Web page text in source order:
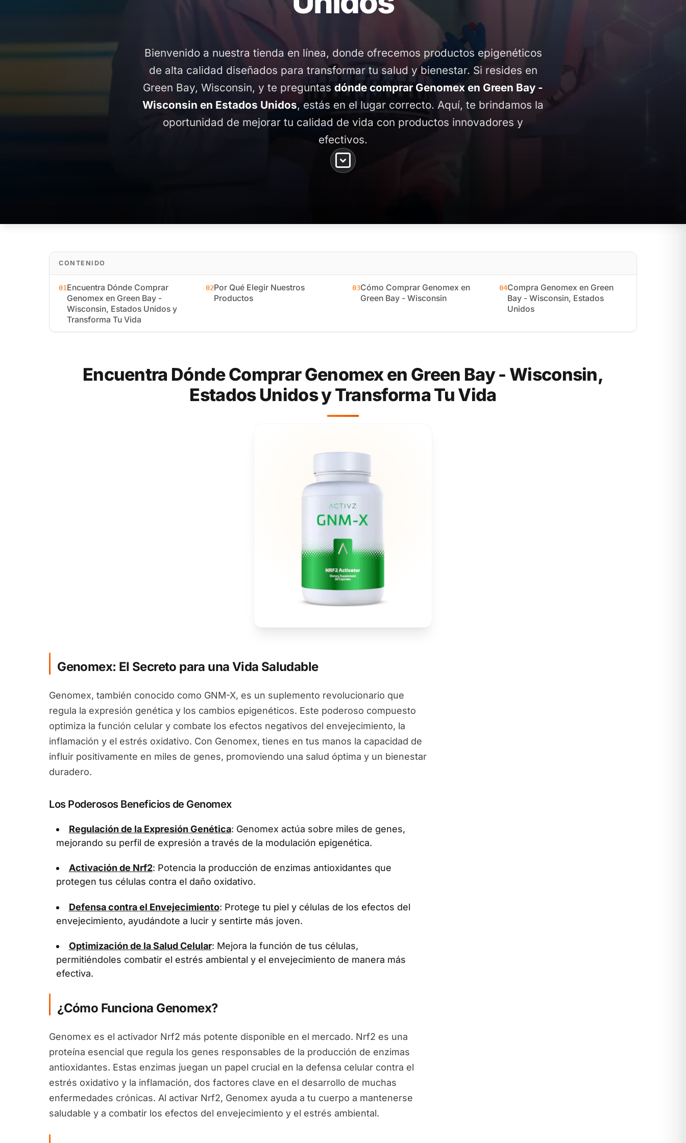
Bienvenido a nuestra tienda en línea, donde ofrecemos productos epigenéticos
de alta calidad diseñados para transformar tu salud y bienestar. Si resides en
Green Bay, Wisconsin, y te preguntas dónde comprar Genomex en Green Bay -
Wisconsin en Estados Unidos, estás en el lugar correcto. Aquí, te brindamos la
oportunidad de mejorar tu calidad de vida con productos innovadores y
efectivos.
CONTENIDO
01Encuentra Dónde Comprar
Genomex en Green Bay -
Wisconsin, Estados Unidos y
Transforma Tu Vida
02Por Qué Elegir Nuestros
Productos
03Cómo Comprar Genomex en
Green Bay - Wisconsin
04Compra Genomex en Green
Bay - Wisconsin, Estados
Unidos
Encuentra Dónde Comprar Genomex en Green Bay - Wisconsin,
Estados Unidos y Transforma Tu Vida
Genomex: El Secreto para una Vida Saludable
Genomex, también conocido como GNM-X, es un suplemento revolucionario que
regula la expresión genética y los cambios epigenéticos. Este poderoso compuesto
optimiza la función celular y combate los efectos negativos del envejecimiento, la
inflamación y el estrés oxidativo. Con Genomex, tienes en tus manos la capacidad de
influir positivamente en miles de genes, promoviendo una salud óptima y un bienestar
duradero.
Los Poderosos Beneficios de Genomex
Regulación de la Expresión Genética: Genomex actúa sobre miles de genes,
mejorando su perfil de expresión a través de la modulación epigenética.
Activación de Nrf2: Potencia la producción de enzimas antioxidantes que
protegen tus células contra el daño oxidativo.
Defensa contra el Envejecimiento: Protege tu piel y células de los efectos del
envejecimiento, ayudándote a lucir y sentirte más joven.
Optimización de la Salud Celular: Mejora la función de tus células,
permitiéndoles combatir el estrés ambiental y el envejecimiento de manera más
efectiva.
¿Cómo Funciona Genomex?
Genomex es el activador Nrf2 más potente disponible en el mercado. Nrf2 es una
proteína esencial que regula los genes responsables de la producción de enzimas
antioxidantes. Estas enzimas juegan un papel crucial en la defensa celular contra el
estrés oxidativo y la inflamación, dos factores clave en el desarrollo de muchas
enfermedades crónicas. Al activar Nrf2, Genomex ayuda a tu cuerpo a mantenerse
saludable y a combatir los efectos del envejecimiento y el estrés ambiental.